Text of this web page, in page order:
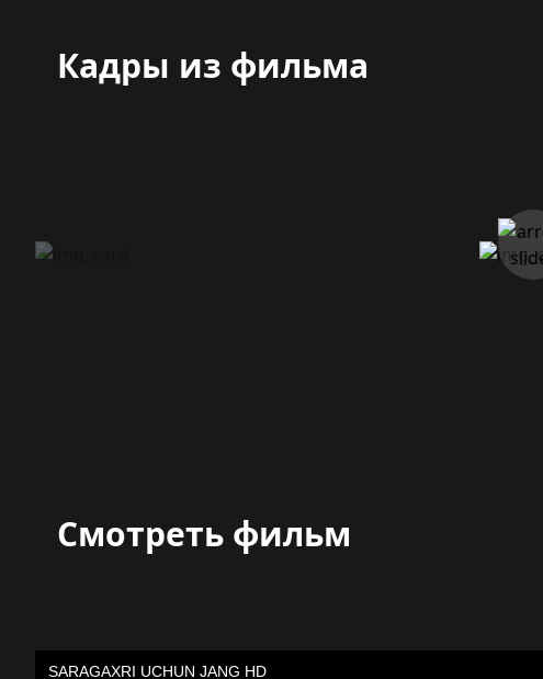
Кадры из фильма
Смотреть фильм